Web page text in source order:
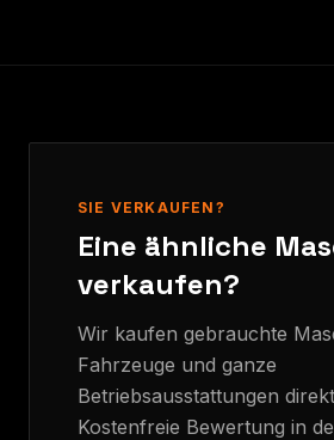
SIE VERKAUFEN?
Eine ähnliche
verkaufen?
Wir kaufen gebrauchte
Fahrzeuge und ganze
Betriebsausstattungen
Kostenfreie Bewertung in